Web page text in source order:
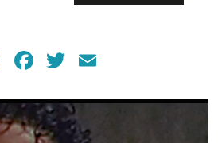
ShareFacebook
Twitter